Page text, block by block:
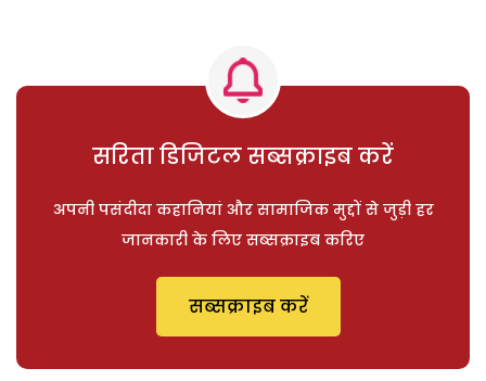
सरिता डिजिटल सब्सक्राइब करें
अपनी पसंदीदा कहानियां और सामाजिक मुद्दों से जुड़ी हर
जानकारी के लिए सब्सक्राइब करिए
सब्सक्राइब करें